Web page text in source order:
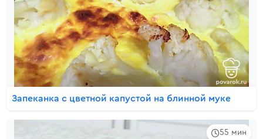
Запеканка с цветной капустой на блинной муке
55 мин